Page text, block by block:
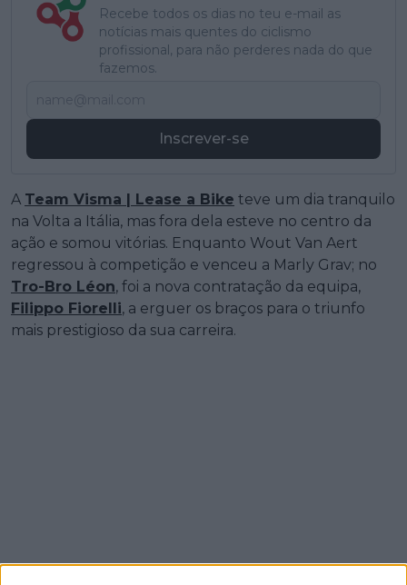
Recebe todos os dias no teu e-mail as
notícias mais quentes do ciclismo
profissional, para não perderes nada do que
fazemos.
Inscrever-se
A Team Visma | Lease a Bike teve um dia tranquilo
na Volta a Itália, mas fora dela esteve no centro da
ação e somou vitórias. Enquanto Wout Van Aert
regressou à competição e venceu a Marly Grav; no
Tro-Bro Léon, foi a nova contratação da equipa,
Filippo Fiorelli, a erguer os braços para o triunfo
mais prestigioso da sua carreira.